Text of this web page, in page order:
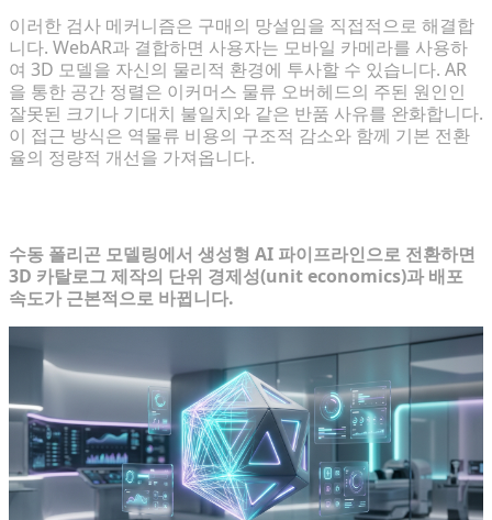
이러한 검사 메커니즘은 구매의 망설임을 직접적으로 해결합
니다. WebAR과 결합하면 사용자는 모바일 카메라를 사용하
여 3D 모델을 자신의 물리적 환경에 투사할 수 있습니다. AR
을 통한 공간 정렬은 이커머스 물류 오버헤드의 주된 원인인
잘못된 크기나 기대치 불일치와 같은 반품 사유를 완화합니다.
이 접근 방식은 역물류 비용의 구조적 감소와 함께 기본 전환
율의 정량적 개선을 가져옵니다.
수동 폴리곤 모델링에서 생성형 AI 파이프라인으로 전환하면
3D 카탈로그 제작의 단위 경제성(unit economics)과 배포
속도가 근본적으로 바뀝니다.